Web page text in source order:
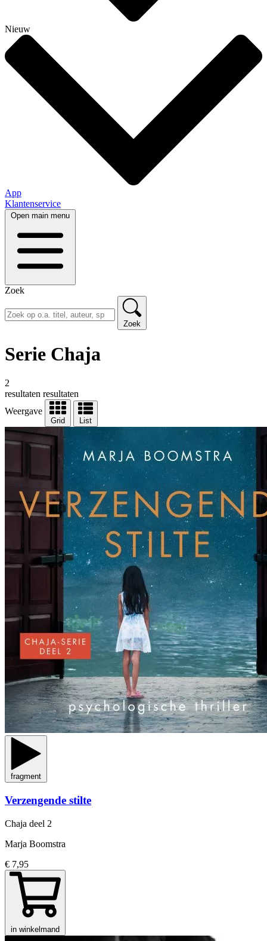
Nieuw
App
Klantenservice
Open main menu
Zoek
Zoek
Serie Chaja
2
resultaten resultaten
Weergave
Grid List
fragment
Verzengende stilte
Chaja deel 2
Marja Boomstra
€ 7,95
in winkelmand